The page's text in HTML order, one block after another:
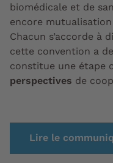
biomédicale et de
encore
Chacun s’accorde à
cette convention a
constitue une étape
perspectives de
Lire le